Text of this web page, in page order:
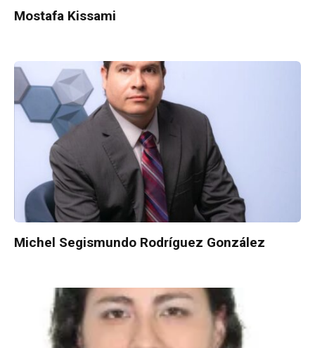
Mostafa Kissami
Michel Segismundo Rodríguez González